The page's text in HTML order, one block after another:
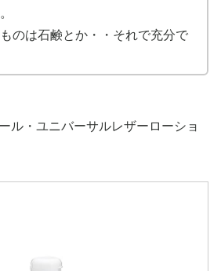
のは石鹸とか・・それで充分で
・ユニバーサルレザーローショ